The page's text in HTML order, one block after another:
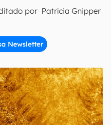
por Patricia Gnipper
Newsletter
do Canaltech.